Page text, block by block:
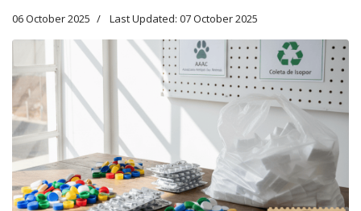
06 October 2025 Last Updated: 07 October 2025